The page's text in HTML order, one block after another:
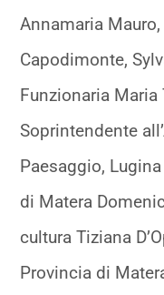
Annamaria
Capodimonte,
Funzionaria
Soprintendente
Paesaggio,
di Matera
cultura Tiziana
Provincia di